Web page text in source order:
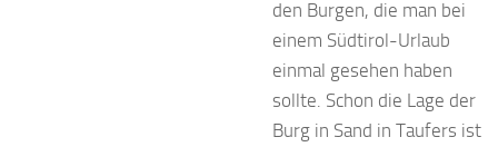
den Burgen, die man bei
einem Südtirol-Urlaub
einmal gesehen haben
sollte. Schon die Lage der
Burg in Sand in Taufers ist